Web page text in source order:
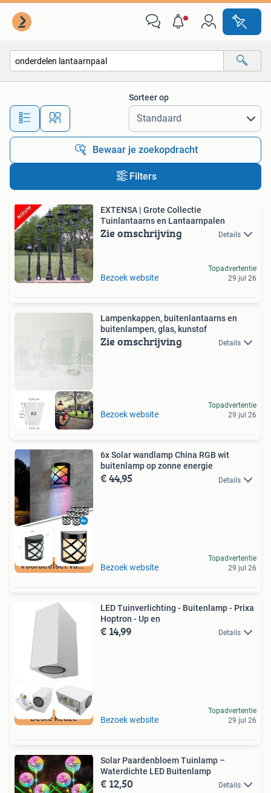
Alle afstanden…
Sorteer op
Bewaar je zoekopdracht
Filters
EXTENSA | Grote Collectie
Tuinlantaarns en Lantaarnpalen
Zie omschrijving Details
Bezoek website
Topadvertentie
29 jul 26
Lampenkappen, buitenlantaarns en
buitenlampen, glas, kunstof
Zie omschrijving Details
Bezoek website
Topadvertentie
29 jul 26
Voordeelset van 6
6x Solar wandlamp China RGB wit
buitenlamp op zonne energie
€ 44,95 Details
Bezoek website
Topadvertentie
29 jul 26
Beste keuze
LED Tuinverlichting - Buitenlamp - Prixa
Hoptron - Up en
€ 14,99 Details
Bezoek website
Topadvertentie
29 jul 26
Solar Paardenbloem Tuinlamp –
Waterdichte LED Buitenlamp
€ 12,50 Details